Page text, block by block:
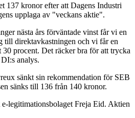
137 kronor efter att Dagens Industri
upplaga av "veckans aktie".
nästa års förväntade vinst får vi en
till direktavkastningen och vi får en
procent. Det räcker bra för att trycka
analys.
sänkt sin rekommendation för SEB
sänks till 136 från 140 kronor.
legitimationsbolaget Freja Eid. Aktien